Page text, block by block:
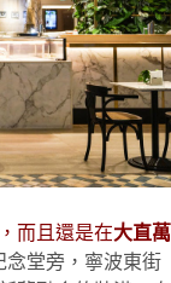
而且還是在大直萬
念堂旁，寧波東街